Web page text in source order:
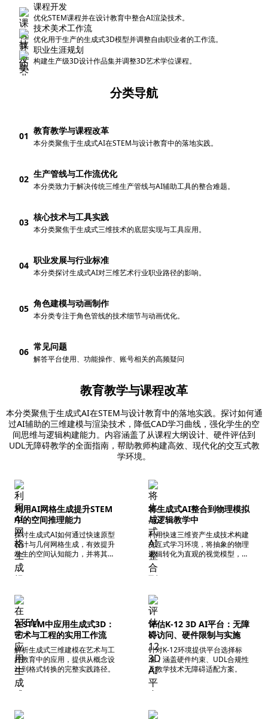
课程开发
优化STEM课程并在设计教育中整合AI渲染技术。
技术美术工作流
优化用于生产的生成式3D模型并调整自由职业者的工作流。
职业生涯规划
构建生产级3D设计作品集并调整3D艺术学位课程。
分类导航
01 教育教学与课程改革
本分类聚焦于生成式AI在STEM与设计教育中的落地实践。
02 生产管线与工作流优化
本分类致力于解决传统三维生产管线与AI辅助工具的整合难题。
03 核心技术与工具实践
本分类聚焦于生成式三维技术的底层实现与工具应用。
04 职业发展与行业标准
本分类探讨生成式AI对三维艺术行业职业路径的影响。
05 角色建模与动画制作
本分类专注于角色管线的技术细节与动画优化。
06 常见问题
解答平台使用、功能操作、账号相关的高频疑问
教育教学与课程改革
本分类聚焦于生成式AI在STEM与设计教育中的落地实践。探讨如何通
过AI辅助的三维建模与渲染技术，降低CAD学习曲线，强化学生的空
间思维与逻辑构建能力。内容涵盖了从课程大纲设计、硬件评估到
UDL无障碍教学的全面指南，帮助教师构建高效、现代化的交互式教
学环境。
利用AI网格生成提升STEM
中的空间推理能力
探讨生成式AI如何通过快速原型
设计与几何网格生成，有效提升
学生的空间认知能力，并将其转
化为课堂教学的实操工具。
将生成式AI整合到物理模拟
与逻辑教学中
利用快速三维资产生成技术构建
交互式学习环境，将抽象的物理
逻辑转化为直观的视觉模型，重
塑课堂教学体验。
在STEM中应用生成式3D：
艺术与工程的实用工作流
解析生成式三维建模在艺术与工
程教育中的应用，提供从概念设
计到格式转换的完整实践路径。
评估K-12 3D AI平台：无障
碍访问、硬件限制与实施
针对K-12环境提供平台选择标
准，涵盖硬件约束、UDL合规性
及教学技术无障碍适配方案。